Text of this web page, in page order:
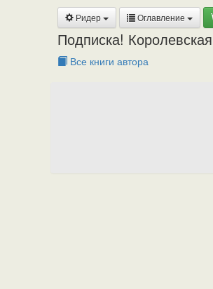
Ридер Оглавление
Подписка!
Все книги автора